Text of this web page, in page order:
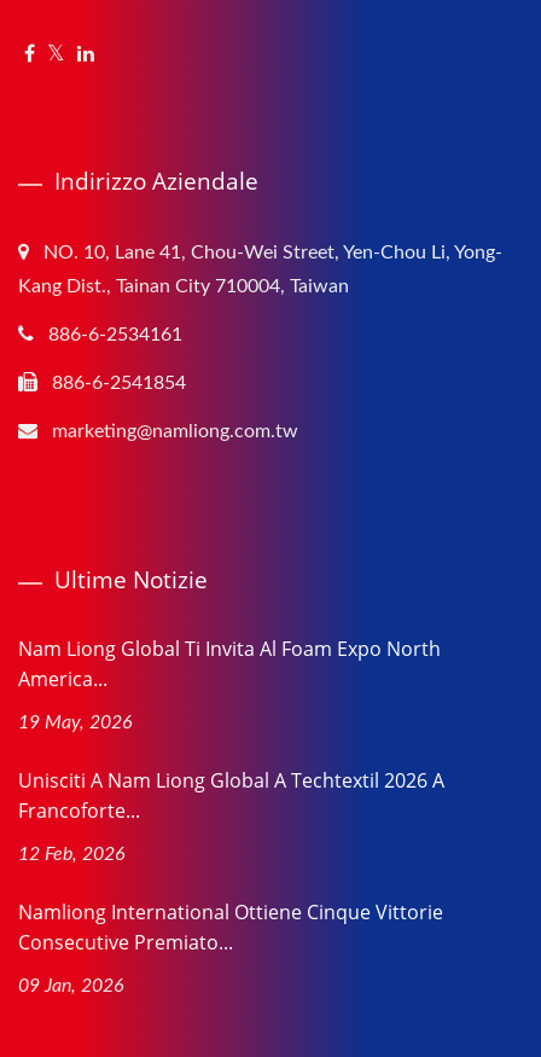
Indirizzo Aziendale
NO. 10, Lane 41, Chou-Wei Street, Yen-Chou Li, Yong-
Kang Dist., Tainan City 710004, Taiwan
886-6-2534161
886-6-2541854
marketing@namliong.com.tw
Ultime Notizie
Nam Liong Global Ti Invita Al Foam Expo North
America...
19 May, 2026
Unisciti A Nam Liong Global A Techtextil 2026 A
Francoforte...
12 Feb, 2026
Namliong International Ottiene Cinque Vittorie
Consecutive Premiato...
09 Jan, 2026